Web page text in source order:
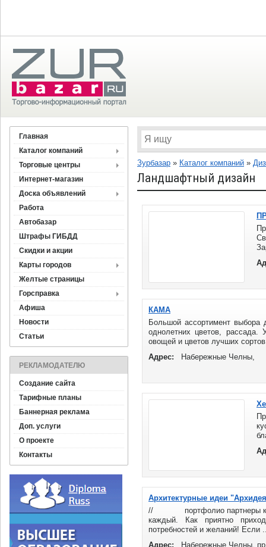
Главная
Каталог компаний
Торговые центры
Интернет-магазин
Доска объявлений
Работа
Автобазар
Штрафы ГИБДД
Скидки и акции
Карты городов
Желтые страницы
Горсправка
Афиша
Новости
Статьи
РЕКЛАМОДАТЕЛЮ
Создание сайта
Тарифные планы
Баннерная реклама
Доп. услуги
О проекте
Контакты
Зурбазар » Каталог компаний »
Ландшафтный дизайн
КАМА
Большой ассортимент выбора
однолетних цветов, рассада.
овощей и цветов лучших
Адрес:
Набережные Челны,
Архитектурные идеи
// портфолио партнеры
каждый. Как приятно
потребностей и желаний! Если
Адрес:
Набережные Челны,